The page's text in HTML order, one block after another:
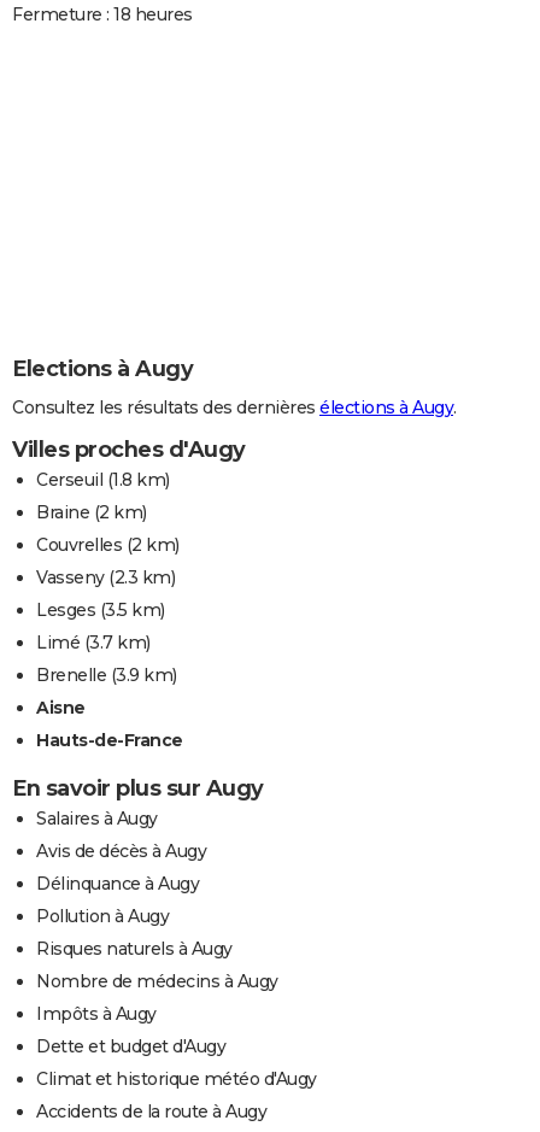
Fermeture : 18 heures
Elections à Augy
Consultez les résultats des dernières élections à Augy.
Villes proches d'Augy
Cerseuil (1.8 km)
Braine (2 km)
Couvrelles (2 km)
Vasseny(2.3 km)
Lesges (3.5 km)
Limé (3.7 km)
Brenelle (3.9 km)
Aisne
Hauts-de-France
En savoir plus sur Augy
Salaires à Augy
Avis de décès à Augy
Délinquance à Augy
Pollution à Augy
Risques naturels à Augy
Nombre de médecins à Augy
Impôts à Augy
Dette et budget d'Augy
Climat et historique météo d'Augy
Accidents de la route à Augy